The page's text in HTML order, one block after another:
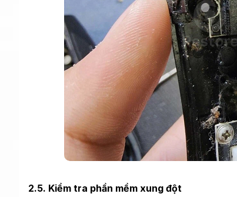
2.5. Kiểm tra phần mềm xung đột